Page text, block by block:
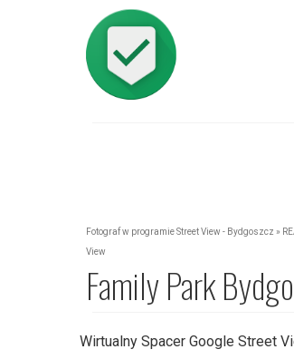
Fotograf w programie Street View - Bydgoszcz »
View
Family Park
Wirtualny Spacer Google Street